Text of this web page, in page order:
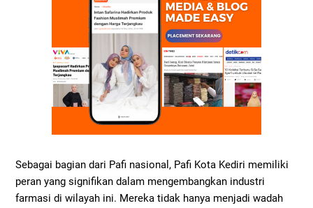
Sebagai bagian dari Pafi nasional, Pafi Kota Kediri memiliki
peran yang signifikan dalam mengembangkan industri
farmasi di wilayah ini. Mereka tidak hanya menjadi wadah